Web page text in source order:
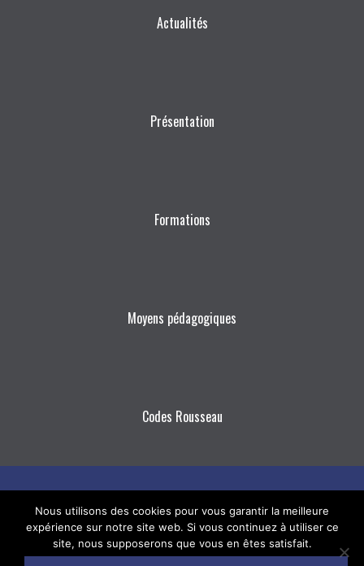
Actualités
Présentation
Formations
Moyens pédagogiques
Codes Rousseau
E-
mail
Facebook
Nous utilisons des cookies pour vous garantir la meilleure
expérience sur notre site web. Si vous continuez à utiliser ce
site, nous supposerons que vous en êtes satisfait.